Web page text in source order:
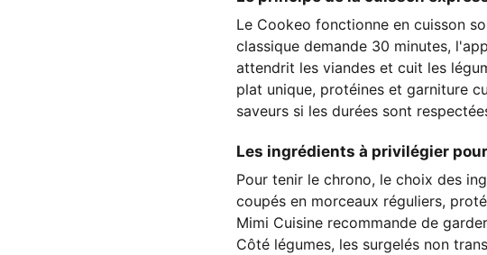
Le Cookeo fonctionne en cuisson
classique demande 30 minutes,
attendrit les viandes et cuit les
plat unique, protéines et garniture
saveurs si les durées sont
Les ingrédients à privilégier
Pour tenir le chrono, le choix des
coupés en morceaux réguliers,
Mimi Cuisine recommande de
Côté légumes, les surgelés non